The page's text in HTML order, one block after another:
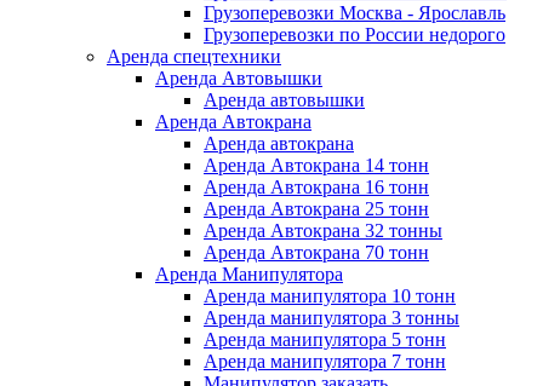
Грузоперевозки Москва - Ярославль
Грузоперевозки по России недорого
Аренда спецтехники
Аренда Автовышки
Аренда автовышки
Аренда Автокрана
Аренда автокрана
Аренда Автокрана 14 тонн
Аренда Автокрана 16 тонн
Аренда Автокрана 25 тонн
Аренда Автокрана 32 тонны
Аренда Автокрана 70 тонн
Аренда Манипулятора
Аренда манипулятора 10 тонн
Аренда манипулятора 3 тонны
Аренда манипулятора 5 тонн
Аренда манипулятора 7 тонн